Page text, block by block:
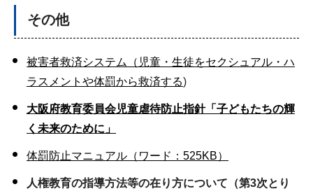
その他
被害者救済システム（児童・生徒をセクシュアル・ハ
ラスメントや体罰から救済する)
大阪府教育委員会児童虐待防止指針「子どもたちの輝
く未来のために」
体罰防止マニュアル（ワード：525KB）
人権教育の指導方法等の在り方について（第3次とり